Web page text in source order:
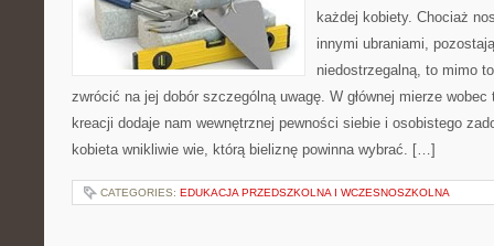
każdej kobiety. Chociaż
innymi ubraniami,
niedostrzegalną, to mimo
zwrócić na jej dobór szczególną uwagę. W głównej mierze
kreacji dodaje nam wewnętrznej pewności siebie i osobistego
kobieta wnikliwie wie, którą bieliznę powinna wybrać. […]
CATEGORIES: EDUKACJA PRZEDSZKOLNA I WCZESNOSZKOLNA